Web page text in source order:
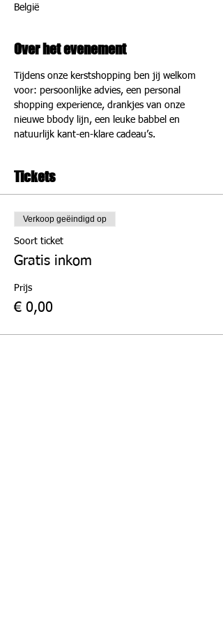
België
Over het evenement
Tijdens onze kerstshopping ben jij welkom
voor: persoonlijke advies, een personal
shopping experience, drankjes van onze
nieuwe bbody lijn, een leuke babbel en
natuurlijk kant-en-klare cadeau’s.
Tickets
Verkoop geëindigd op
Soort ticket
Gratis inkom
Prijs
€ 0,00